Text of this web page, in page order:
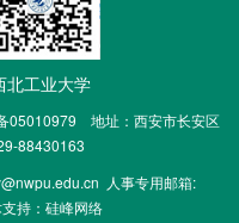
北工业大学
05010979 地址：西安市长安区
88430163
人事专用邮箱:
持： 硅峰网络